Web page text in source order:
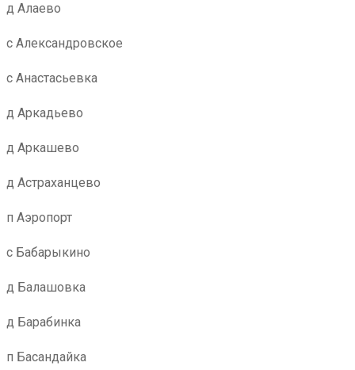
д Алаево
с Александровское
с Анастасьевка
д Аркадьево
д Аркашево
д Астраханцево
п Аэропорт
с Бабарыкино
д Балашовка
д Барабинка
п Басандайка